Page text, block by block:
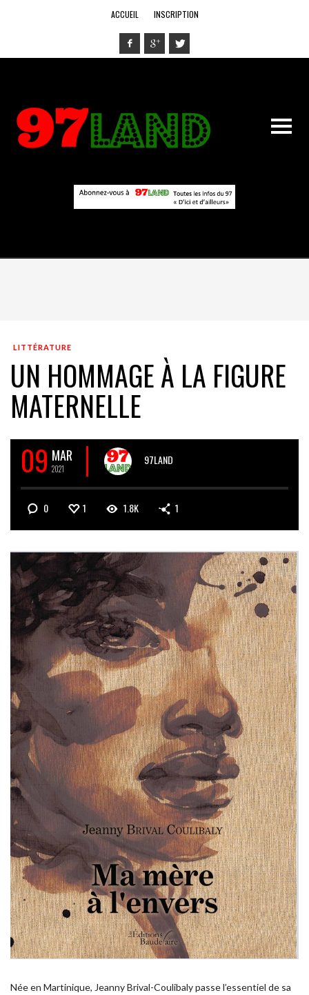
ACCUEIL INSCRIPTION
LITTÉRATURE
UN HOMMAGE À LA FIGURE
MATERNELLE
09 MAR
2021
97LAND
0 1 1.8K 1
Née en Martinique, Jeanny Brival-Coulibaly passe l’essentiel de sa